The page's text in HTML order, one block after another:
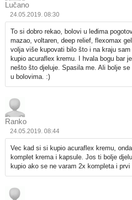
Lučano
24.05.2019. 08:30
To si dobro rekao, bolovi u leđima
mazao, voltaren, deep relief, flexomax
volja više kupovati bilo što i na kraju
kupio acuraflex kremu. I hvala bogu bar
nešto što djeluje. Spasila me. Ali bolje
u bolovima. :)
Ranko
24.05.2019. 08:44
Vec kad si si kupio acuraflex kremu,
komplet krema i kapsule. Jos ti bolje
kupio ako se ne varam 2x kompleta i